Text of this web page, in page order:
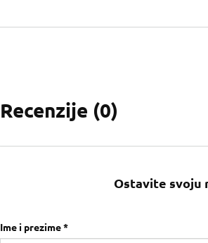
Recenzije (0)
Ostavite svoju
Ime i prezime *